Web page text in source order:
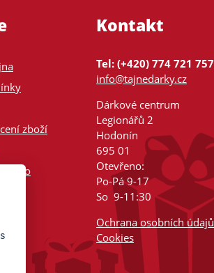
zboží
Kontakt
Tel: (+420) 774 721 757
info@tajnedarky.cz
Dárkové centrum
Legionářů 2
Hodonín
695 01
Otevřeno:
Po-Pá 9-17
So 9-11:30
Ochrana osobních údajů
Cookies